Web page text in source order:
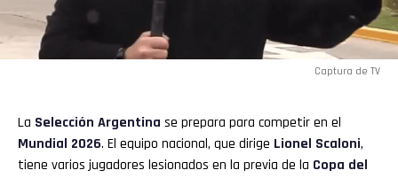
Captura de TV
La Selección Argentina se prepara para competir en el
Mundial 2026. El equipo nacional, que dirige Lionel Scaloni,
tiene varios jugadores lesionados en la previa de la Copa del